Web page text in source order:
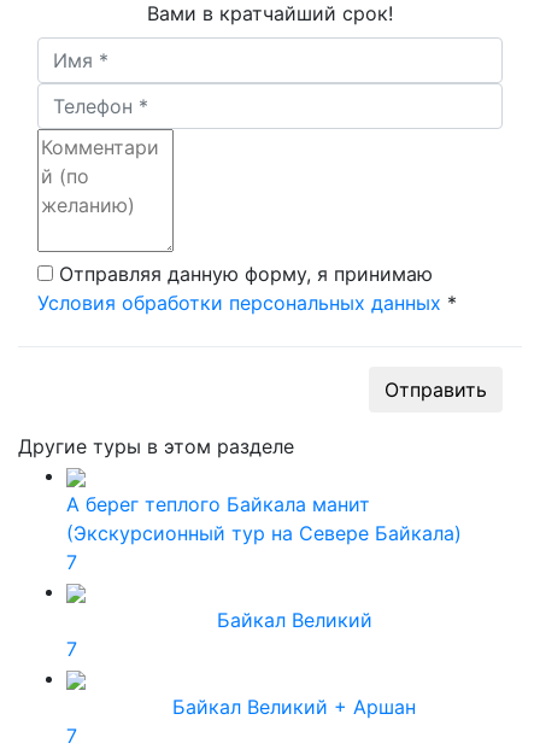
Вами в кратчайший срок!
Отправляя данную форму, я принимаю
Условия обработки персональных данных *
Отправить
Другие туры в этом разделе
А берег теплого Байкала манит
(Экскурсионный тур на Севере Байкала)
7
Байкал Великий
7
Байкал Великий + Аршан
7